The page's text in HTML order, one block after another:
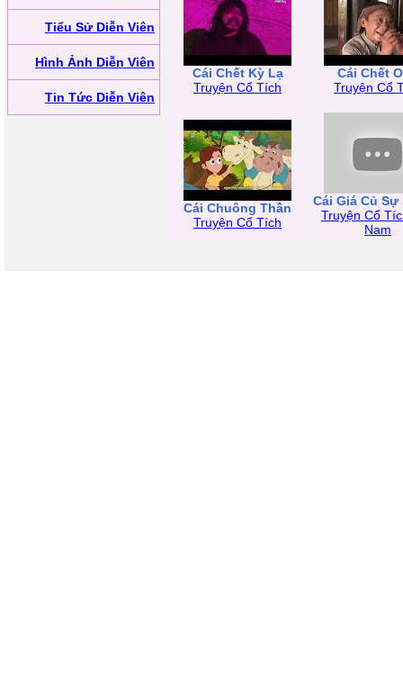
Tiểu Sử Diễn Viên
Hình Ảnh Diễn Viên
Tin Tức Diễn Viên
Cái Chết Kỳ Lạ
Truyện Cổ Tích
Cái Chết
Truyện Cổ
Cái Chuông Thần
Truyện Cổ Tích
Cái Giá Củ Sự
Truyện Cổ
Nam